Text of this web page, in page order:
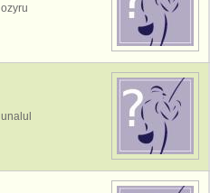
ozyru
unalul